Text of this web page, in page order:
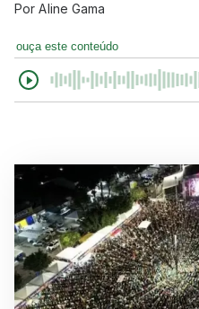
PorAline Gama
ouça este conteúdo